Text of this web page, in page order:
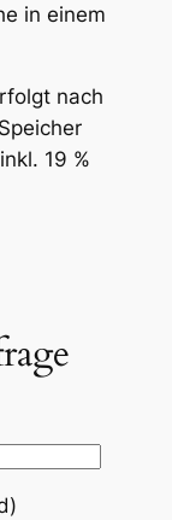
in einem
nach
19 %